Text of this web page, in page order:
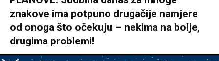
znakove ima potpuno drugačije namjere
od onoga što očekuju – nekima na bolje,
drugima problemi!